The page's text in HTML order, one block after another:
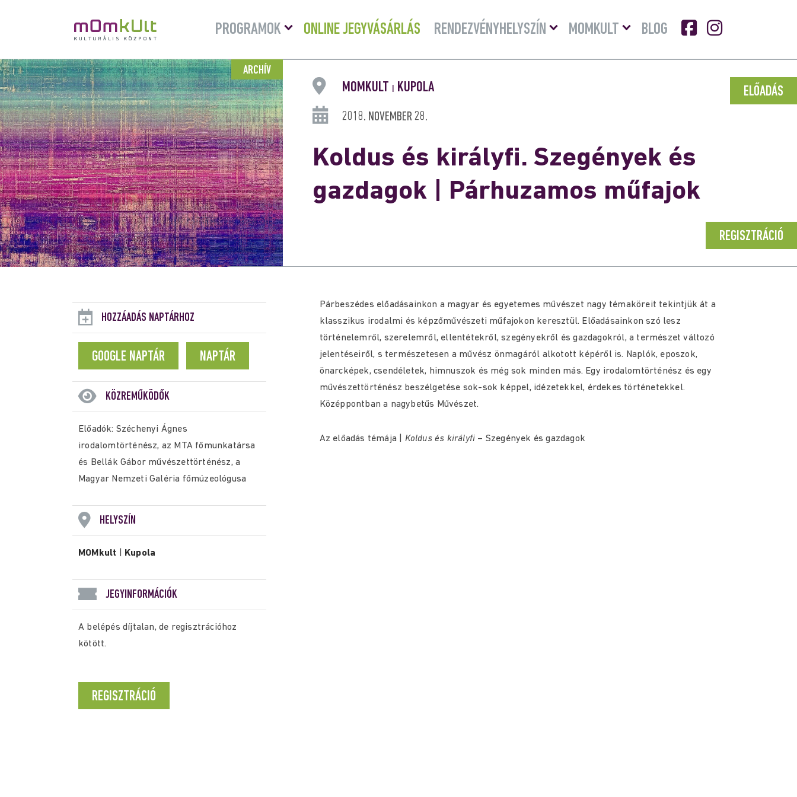
PROGRAMOK
Menü
lenyitása
ONLINE JEGYVÁSÁRLÁS RENDEZVÉNYHELYSZÍN
Menü
lenyitásaMOMKULT
Menü
lenyitása
BLOG
ARCHÍV
ELŐADÁS
MOMKULT KUPOLA
2018. NOVEMBER 28.
Koldus és királyfi. Szegények és
gazdagok | Párhuzamos műfajok
REGISZTRÁCIÓ
HOZZÁADÁS NAPTÁRHOZ
GOOGLE NAPTÁR NAPTÁR
KÖZREMŰKÖDŐK
Előadók: Széchenyi Ágnes
irodalomtörténész, az MTA főmunkatársa
és Bellák Gábor művészettörténész, a
Magyar Nemzeti Galéria főmúzeológusa
HELYSZÍN
MOMkult Kupola
JEGYINFORMÁCIÓK
A belépés díjtalan, de regisztrációhoz
kötött.
REGISZTRÁCIÓ
Párbeszédes előadásainkon a magyar és egyetemes művészet nagy témaköreit tekintjük át a
klasszikus irodalmi és képzőművészeti műfajokon keresztül. Előadásainkon szó lesz
történelemről, szerelemről, ellentétekről, szegényekről és gazdagokról, a természet változó
jelentéseiről, s természetesen a művész önmagáról alkotott képéről is. Naplók, eposzok,
önarcképek, csendéletek, himnuszok és még sok minden más. Egy irodalomtörténész és egy
művészettörténész beszélgetése sok-sok képpel, idézetekkel, érdekes történetekkel.
Középpontban a nagybetűs Művészet.
Az előadás témája | Koldus és királyfi – Szegények és gazdagok